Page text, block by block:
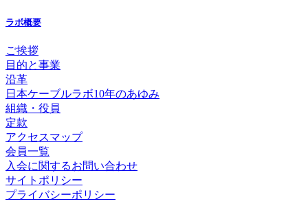
ラボ概要
ご挨拶
目的と事業
沿革
日本ケーブルラボ10年のあゆみ
組織・役員
定款
アクセスマップ
会員一覧
入会に関するお問い合わせ
サイトポリシー
プライバシーポリシー